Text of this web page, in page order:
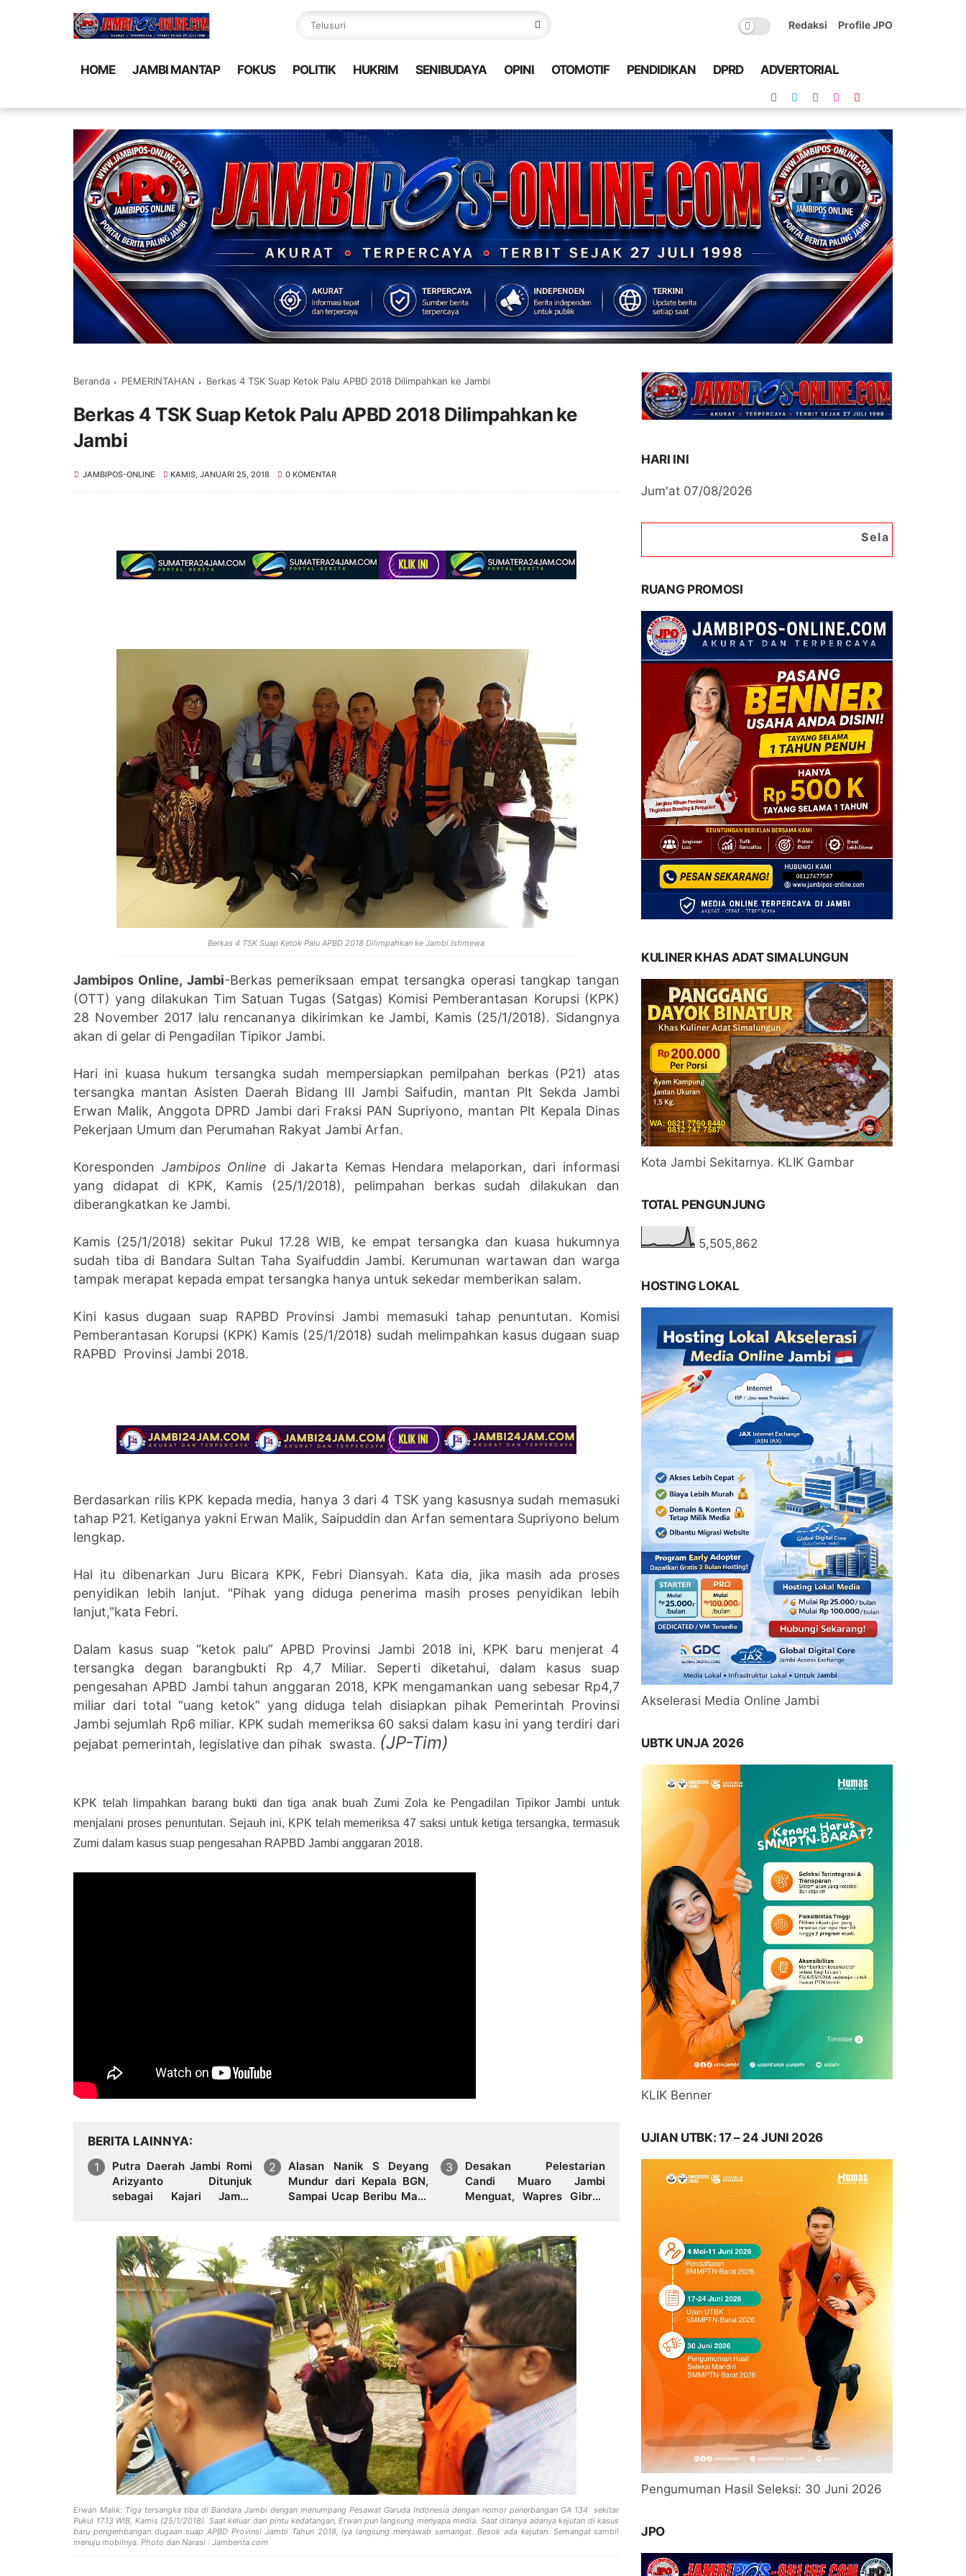
Redaksi Profile JPO
HOME JAMBI MANTAP FOKUS POLITIK HUKRIM SENIBUDAYA OPINI OTOMOTIF PENDIDIKAN DPRD ADVERTORIAL
Beranda PEMERINTAHAN Berkas 4 TSK Suap Ketok Palu APBD 2018 Dilimpahkan ke Jambi
Berkas 4 TSK Suap Ketok Palu APBD 2018 Dilimpahkan ke
Jambi
JAMBIPOS-ONLINE KAMIS, JANUARI 25, 2018 0 KOMENTAR
Berkas 4 TSK Suap Ketok Palu APBD 2018 Dilimpahkan ke Jambi.Istimewa
Jambipos Online, Jambi-Berkas pemeriksaan empat tersangka operasi tangkap tangan
(OTT) yang dilakukan Tim Satuan Tugas (Satgas) Komisi Pemberantasan Korupsi (KPK)
28 November 2017 lalu rencananya dikirimkan ke Jambi, Kamis (25/1/2018). Sidangnya
akan di gelar di Pengadilan Tipikor Jambi.
Hari ini kuasa hukum tersangka sudah mempersiapkan pemilpahan berkas (P21) atas
tersangka mantan Asisten Daerah Bidang III Jambi Saifudin, mantan Plt Sekda Jambi
Erwan Malik, Anggota DPRD Jambi dari Fraksi PAN Supriyono, mantan Plt Kepala Dinas
Pekerjaan Umum dan Perumahan Rakyat Jambi Arfan.
Koresponden Jambipos Online di Jakarta Kemas Hendara melaporkan, dari informasi
yang didapat di KPK, Kamis (25/1/2018), pelimpahan berkas sudah dilakukan dan
diberangkatkan ke Jambi.
Kamis (25/1/2018) sekitar Pukul 17.28 WIB, ke empat tersangka dan kuasa hukumnya
sudah tiba di Bandara Sultan Taha Syaifuddin Jambi. Kerumunan wartawan dan warga
tampak merapat kepada empat tersangka hanya untuk sekedar memberikan salam.
Kini kasus dugaan suap RAPBD Provinsi Jambi memasuki tahap penuntutan. Komisi
Pemberantasan Korupsi (KPK) Kamis (25/1/2018) sudah melimpahkan kasus dugaan suap
RAPBD Provinsi Jambi 2018.
Berdasarkan rilis KPK kepada media, hanya 3 dari 4 TSK yang kasusnya sudah memasuki
tahap P21. Ketiganya yakni Erwan Malik, Saipuddin dan Arfan sementara Supriyono belum
lengkap.
Hal itu dibenarkan Juru Bicara KPK, Febri Diansyah. Kata dia, jika masih ada proses
penyidikan lebih lanjut. "Pihak yang diduga penerima masih proses penyidikan lebih
lanjut,"kata Febri.
Dalam kasus suap “ketok palu” APBD Provinsi Jambi 2018 ini, KPK baru menjerat 4
tersangka degan barangbukti Rp 4,7 Miliar. Seperti diketahui, dalam kasus suap
pengesahan APBD Jambi tahun anggaran 2018, KPK mengamankan uang sebesar Rp4,7
miliar dari total “uang ketok” yang diduga telah disiapkan pihak Pemerintah Provinsi
Jambi sejumlah Rp6 miliar. KPK sudah memeriksa 60 saksi dalam kasu ini yang terdiri dari
pejabat pemerintah, legislative dan pihak swasta. (JP-Tim)
KPK telah limpahkan barang bukti dan tiga anak buah Zumi Zola ke Pengadilan Tipikor Jambi untuk
menjalani proses penuntutan. Sejauh ini, KPK telah memeriksa 47 saksi untuk ketiga tersangka, termasuk
Zumi dalam kasus suap pengesahan RAPBD Jambi anggaran 2018.
BERITA LAINNYA
Putra Daerah Jambi Romi
Arizyanto Ditunjuk
sebagai Kajari Jambi,
Alasan Nanik S Deyang
Mundur dari Kepala BGN,
Sampai Ucap Beribu Maaf
Desakan Pelestarian
Candi Muaro Jambi
Menguat, Wapres Gibran
Tertibkan Stockpile Batu
Bara
Erwan Malik: Tiga tersangka tiba di Bandara Jambi dengan menumpang Pesawat Garuda Indonesia dengan nomor penerbangan GA 134 sekitar
Pukul 17.13 WIB, Kamis (25/1/2018). Saat keluar dari pintu kedatangan, Erwan pun langsung menyapa media. Saat ditanya adanya kejutan di kasus
baru pengembangan dugaan suap APBD Provinsi Jambi Tahun 2018, Iya langsung menjawab semangat. Besok ada kejutan. Semangat sambil
menuju mobilnya. Photo dan Narasi : Jamberita.com
HARI INI
Jum'at 07/08/2026
Selamat Datang di Portal
RUANG PROMOSI
KULINER KHAS ADAT SIMALUNGUN
Kota Jambi Sekitarnya. KLIK Gambar
TOTAL PENGUNJUNG
5,505,862
HOSTING LOKAL
Akselerasi Media Online Jambi
UBTK UNJA 2026
KLIK Benner
UJIAN UTBK: 17 – 24 JUNI 2026
Pengumuman Hasil Seleksi: 30 Juni 2026
JPO